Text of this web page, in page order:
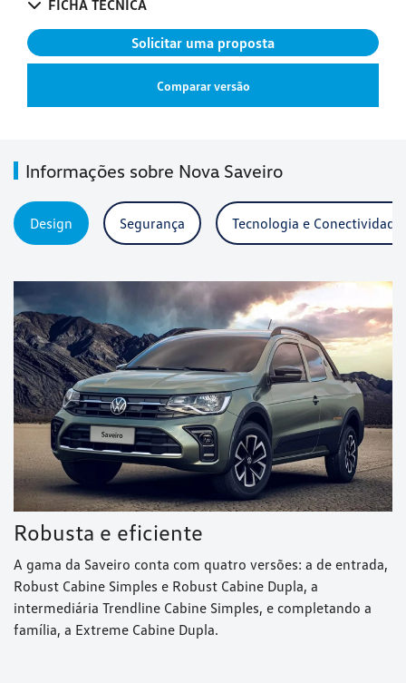
FICHA TÉCNICA
Solicitar uma proposta
Comparar versão
Informações sobre Nova Saveiro
Design Segurança Tecnologia e Conectividade
Robusta e eficiente
A gama da Saveiro conta com quatro versões: a de entrada,
Robust Cabine Simples e Robust Cabine Dupla, a
intermediária Trendline Cabine Simples, e completando a
família, a Extreme Cabine Dupla.